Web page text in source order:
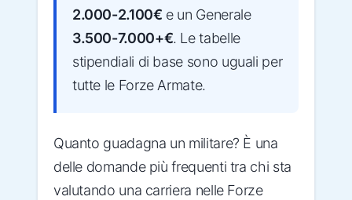
2.000-2.100€ e un Generale
3.500-7.000+€. Le tabelle
stipendiali di base sono uguali per
tutte le Forze Armate.
Quanto guadagna un militare? È una
delle domande più frequenti tra chi sta
valutando una carriera nelle Forze